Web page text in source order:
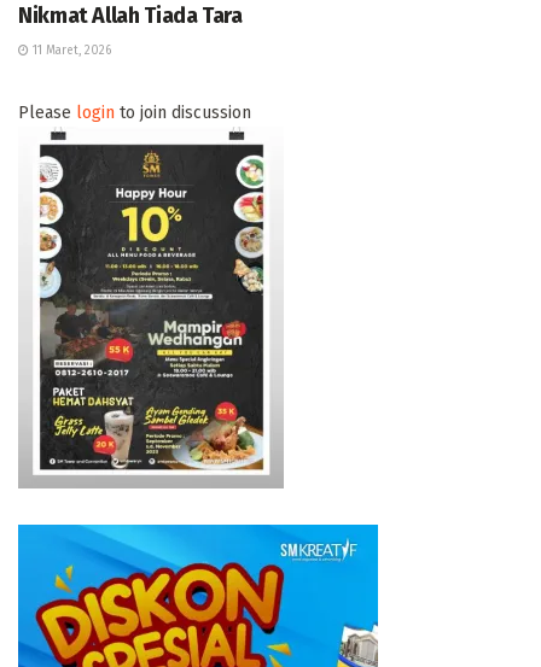
Nikmat Allah Tiada Tara
11 Maret, 2026
Please login to join discussion